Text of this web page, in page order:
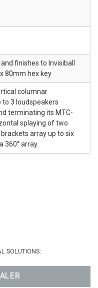
finishes to Invisiball
80mm hex key
columnar
3 loudspeakers
terminating its MTC-
splaying of two
array up to six
360° array.
SOLUTIONS: